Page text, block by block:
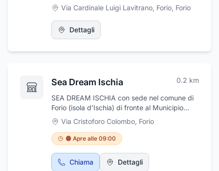
Via Cardinale Luigi Lavitrano, Forio, Forio
Dettagli
Sea Dream Ischia 0.2 km
SEA DREAM ISCHIA con sede nel comune di
Forio (isola d’Ischia) di fronte al Municipio
fornisce servizi per la nautica da diporto.
Noleggio e locazione di imbarcazioni,
gommoni, gozzi, con o senza skipper, gite
turistiche in barca, taxi boat, escursioni
private nei luoghi più incantevoli di Ischia,
Procida e del Golfo di Napoli. L’entusiasmo e
Via Cristoforo Colombo, Forio
🟠 Apre alle 09:00
Chiama Dettagli